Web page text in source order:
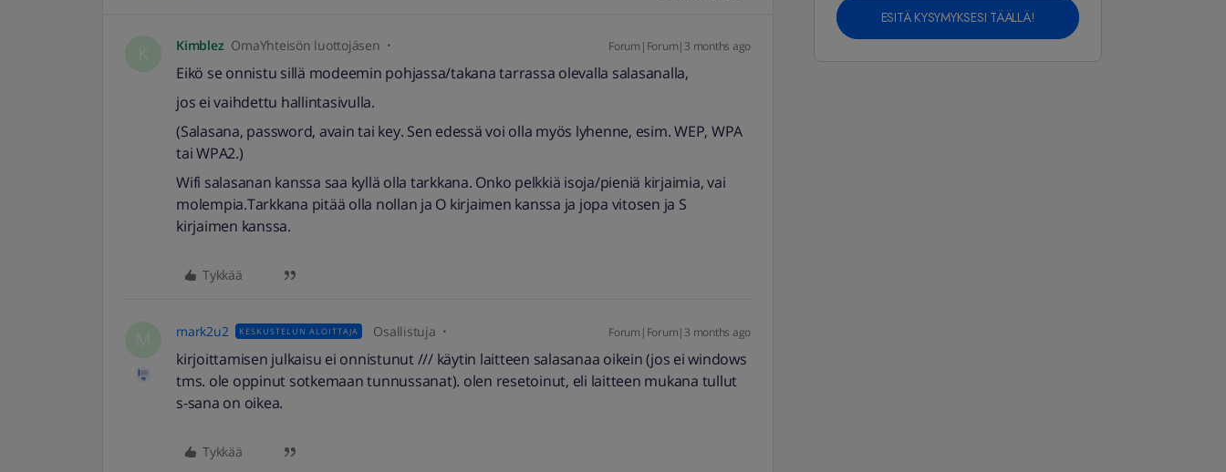
Kimblez OmaYhteisön luottojäsen Forum|Forum|3 months ago
Eikö se onnistu sillä modeemin pohjassa/takana tarrassa olevalla salasanalla,
jos ei vaihdettu hallintasivulla.
(Salasana, password, avain tai key. Sen edessä voi olla myös lyhenne, esim. WEP, WPA
tai WPA2.)
Wifi salasanan kanssa saa kyllä olla tarkkana. Onko pelkkiä isoja/pieniä kirjaimia, vai
molempia.Tarkkana pitää olla nollan ja O kirjaimen kanssa ja jopa vitosen ja S
kirjaimen kanssa.
Tykkää
mark2u2 KESKUSTELUN ALOITTAJA Osallistuja Forum|Forum|3 months ago
kirjoittamisen julkaisu ei onnistunut /// käytin laitteen salasanaa oikein (jos ei windows
tms. ole oppinut sotkemaan tunnussanat). olen resetoinut, eli laitteen mukana tullut
s-sana on oikea.
Tykkää
ESITÄ KYSYMYKSESI TÄÄLLÄ!